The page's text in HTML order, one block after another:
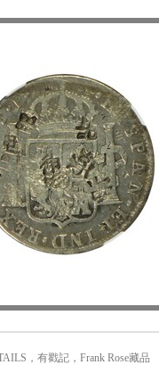
，有戳記，Frank Rose藏品